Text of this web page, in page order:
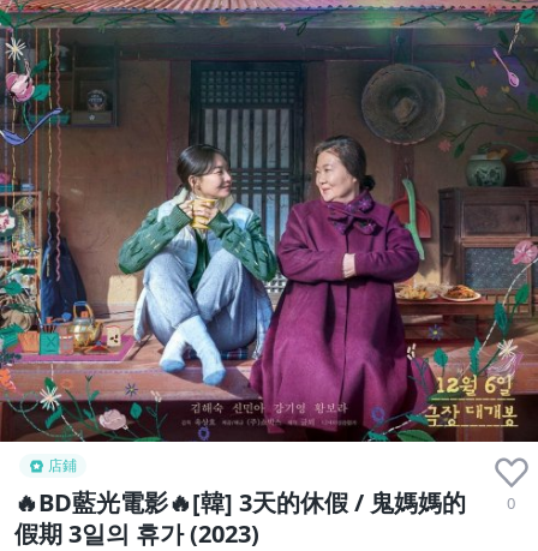
店鋪
🔥BD藍光電影🔥[韓] 3天的休假 / 鬼媽媽的
假期 3일의 휴가 (2023)
0